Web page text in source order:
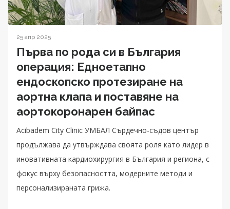
25 апр 2025
Първа по рода си в България
операция: Едноетапно
ендоскопско протезиране на
аортна клапа и поставяне на
аортокоронарен байпас
Acibadem City Clinic УМБАЛ Сърдечно-съдов център
продължава да утвърждава своята роля като лидер в
иновативната кардиохирургия в България и региона, с
фокус върху безопасността, модерните методи и
персонализираната грижа.